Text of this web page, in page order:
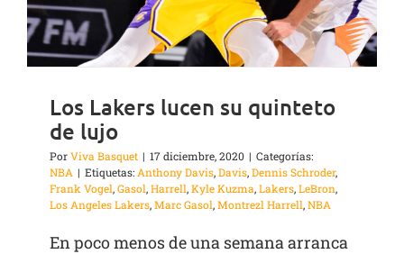
Los Lakers lucen su quinteto
de lujo
PorViva Basquet | 17 diciembre, 2020 | Categorías:
NBA | Etiquetas: Anthony Davis,Davis,Dennis Schroder,
Frank Vogel,Gasol,Harrell,Kyle Kuzma,Lakers,LeBron,
Los Angeles Lakers,Marc Gasol,Montrezl Harrell,NBA
En poco menos de una semana arranca